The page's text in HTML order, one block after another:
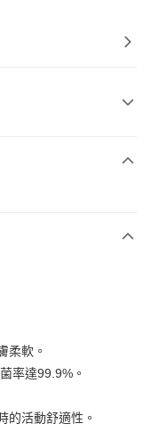
柔軟。
率達99.9%。
的活動舒適性。